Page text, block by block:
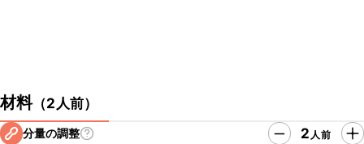
材料（2人前）
分量の調整 2 人前